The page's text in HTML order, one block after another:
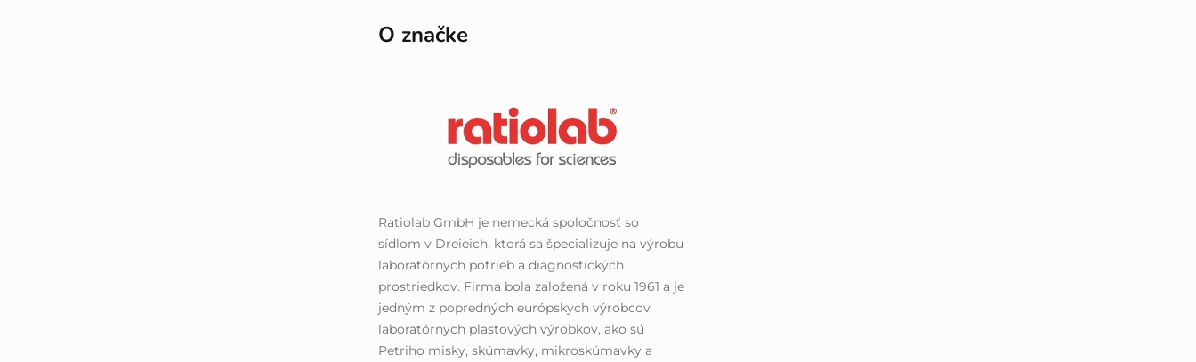
O značke
Ratiolab GmbH je nemecká spoločnosť so
sídlom v Dreieich, ktorá sa špecializuje na výrobu
laboratórnych potrieb a diagnostických
prostriedkov. Firma bola založená v roku 1961 a je
jedným z popredných európskych výrobcov
laboratórnych plastových výrobkov, ako sú
Petriho misky, skúmavky, mikroskúmavky a